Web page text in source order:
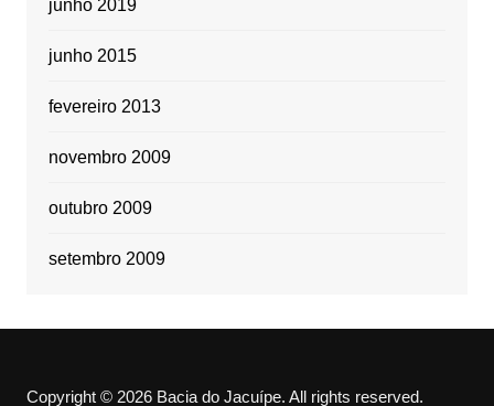
junho 2019
junho 2015
fevereiro 2013
novembro 2009
outubro 2009
setembro 2009
Copyright © 2026 Bacia do Jacuípe. All rights reserved.